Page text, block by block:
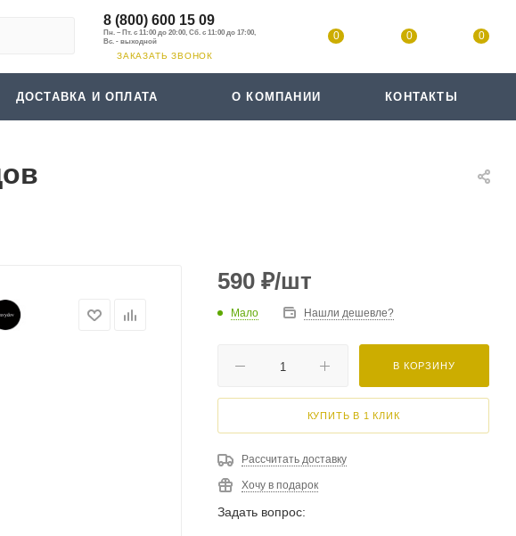
8 (800) 600 15 09
ЗАКАЗАТЬ ЗВОНОК
0 0 0
ДОСТАВКА И ОПЛАТА О КОМПАНИИ КОНТАКТЫ
590 ₽/шт
Мало Нашли дешевле?
В КОРЗИНУ
КУПИТЬ В 1 КЛИК
Рассчитать доставку
Хочу в подарок
Задать вопрос: